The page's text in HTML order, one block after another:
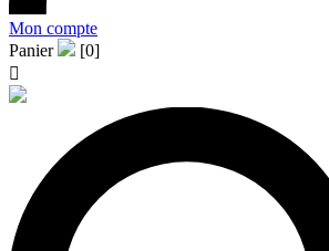
Mon compte
Panier
[0]
